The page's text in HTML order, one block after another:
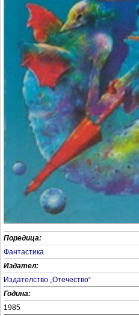
Поредица:
Фантастика
Издател:
Издателство „Отечество“
Година:
1985